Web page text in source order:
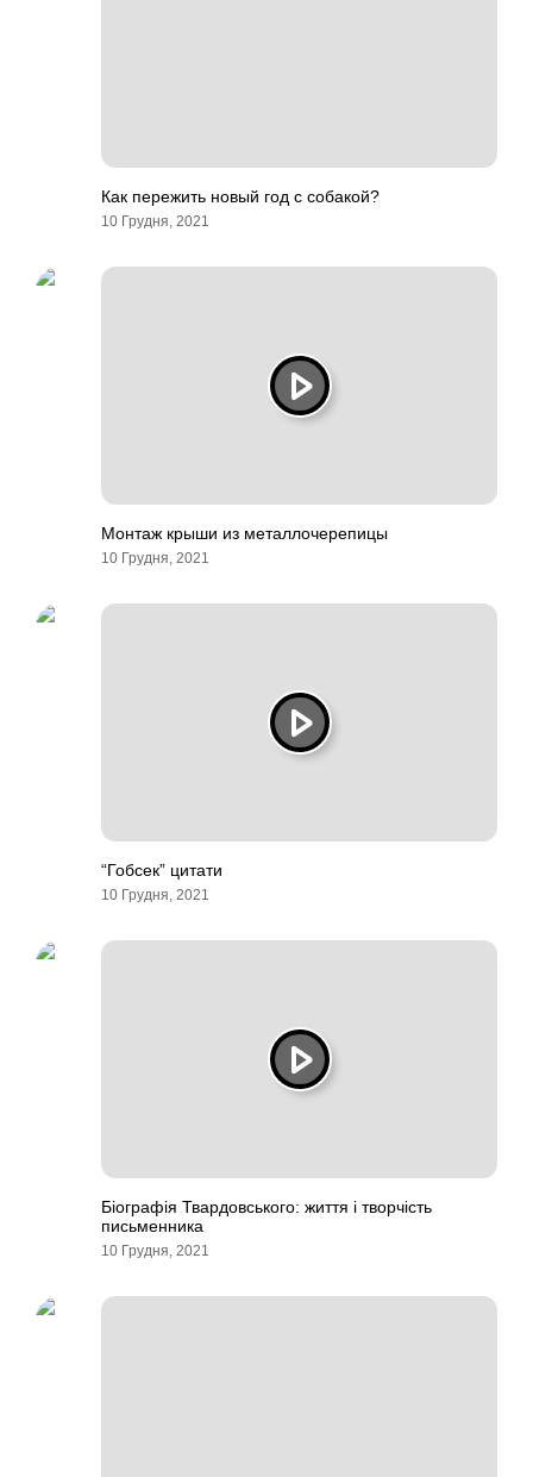
Как пережить новый год с собакой?
10 Грудня, 2021
Монтаж крыши из металлочерепицы
10 Грудня, 2021
“Гобсек” цитати
10 Грудня, 2021
Біографія Твардовського: життя і творчість
письменника
10 Грудня, 2021